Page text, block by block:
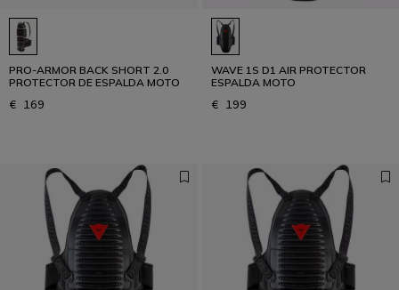
PRO-ARMOR BACK SHORT 2.0
PROTECTOR DE ESPALDA MOTO
€ 169
WAVE 1S D1 AIR PROTECTOR
ESPALDA MOTO
€ 199